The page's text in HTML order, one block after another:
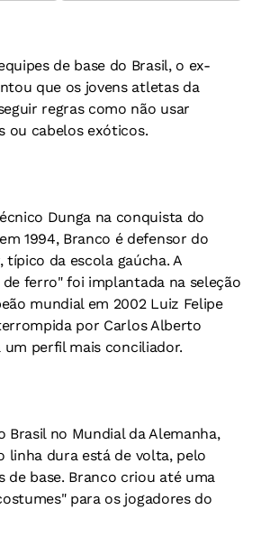
de base do Brasil, o ex-
que os jovens atletas da
regras como não usar
ou cabelos exóticos.
Dunga na conquista do
1994, Branco é defensor do
da escola gaúcha. A
ferro" foi implantada na seleção
mundial em 2002 Luiz Felipe
por Carlos Alberto
um perfil mais conciliador.
Brasil no Mundial da Alemanha,
linha dura está de volta, pelo
de base. Branco criou até uma
para os jogadores do